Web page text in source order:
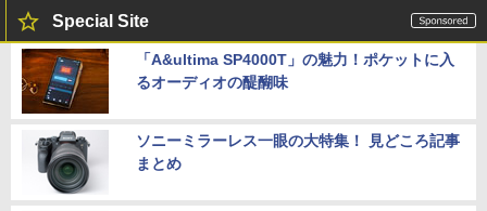
Special Site
「A&ultima SP4000T」の魅力！ポケットに入
るオーディオの醍醐味
ソニーミラーレス一眼の大特集！ 見どころ記事
まとめ